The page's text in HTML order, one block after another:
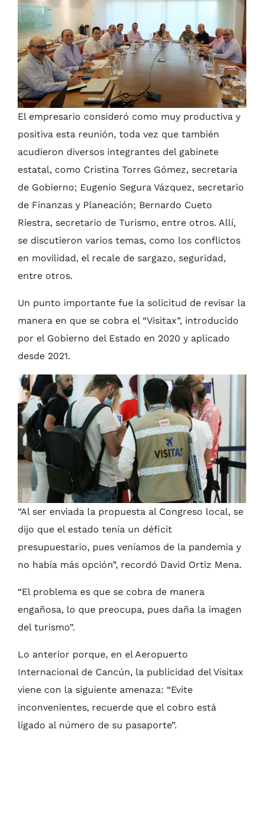
El empresario consideró como muy productiva y
positiva esta reunión, toda vez que también
acudieron diversos integrantes del gabinete
estatal, como Cristina Torres Gómez, secretaria
de Gobierno; Eugenio Segura Vázquez, secretario
de Finanzas y Planeación; Bernardo Cueto
Riestra, secretario de Turismo, entre otros. Allí,
se discutieron varios temas, como los conflictos
en movilidad, el recale de sargazo, seguridad,
entre otros.
Un punto importante fue la solicitud de revisar la
manera en que se cobra el “Visitax”, introducido
por el Gobierno del Estado en 2020 y aplicado
desde 2021.
“Al ser enviada la propuesta al Congreso local, se
dijo que el estado tenía un déficit
presupuestario, pues veníamos de la pandemia y
no había más opción”, recordó David Ortiz Mena.
“El problema es que se cobra de manera
engañosa, lo que preocupa, pues daña la imagen
del turismo”.
Lo anterior porque, en el Aeropuerto
Internacional de Cancún, la publicidad del Visitax
viene con la siguiente amenaza: “Evite
inconvenientes, recuerde que el cobro está
ligado al número de su pasaporte”.